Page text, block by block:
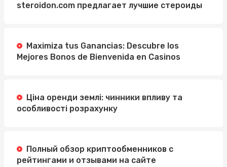
steroidon.com предлагает лучшие стероиды
Maximiza tus Ganancias: Descubre los
Mejores Bonos de Bienvenida en Casinos
Ціна оренди землі: чинники впливу та
особливості розрахунку
Полный обзор криптообменников с
рейтингами и отзывами на сайте